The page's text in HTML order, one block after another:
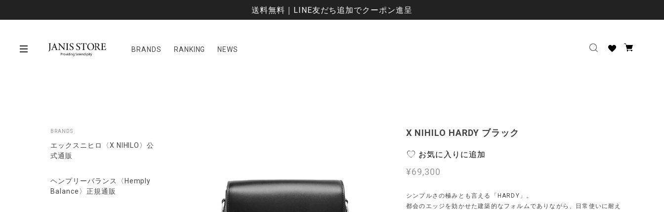
送料無料｜LINE友だち追加でクーポン進呈
BRANDS RANKING NEWS
X NIHILO HARDY ブラック
お気に入りに追加
¥69,300
シンプルさの極みとも言える「HARDY」。
都会のエッジを効かせた建築的なフォルムでありながら、日常使いに耐え
BRANDS
エックスニヒロ〈X NIHILO〉公
式通販
ヘンプリーバランス〈Hemply
Balance〉正規通販